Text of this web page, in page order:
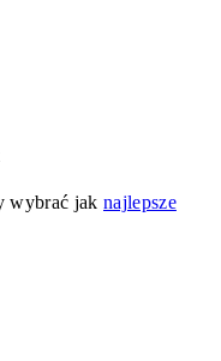
wybrać jaknajlepsze